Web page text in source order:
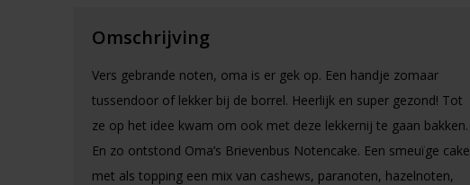
Omschrijving
Vers gebrande noten, oma is er gek op. Een handje zomaar
tussendoor of lekker bij de borrel. Heerlijk en super gezond! Tot
ze op het idee kwam om ook met deze lekkernij te gaan bakken.
En zo ontstond Oma’s Brievenbus Notencake. Een smeuïge cake
met als topping een mix van cashews, paranoten, hazelnoten,